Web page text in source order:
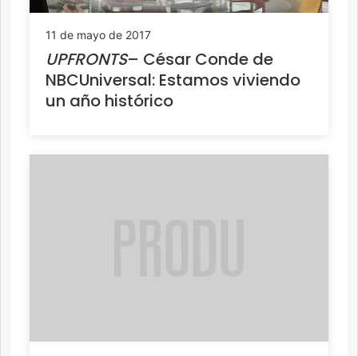
11 de mayo de 2017
UPFRONTS– César Conde de
NBCUniversal: Estamos viviendo
un año histórico